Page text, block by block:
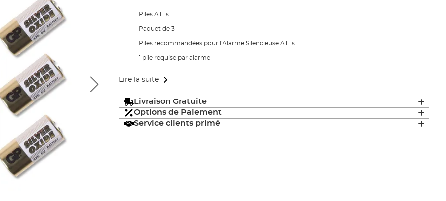
Piles ATTs
Paquet de 3
Piles recommandées pour l’Alarme Silencieuse ATTs
1 pile requise par alarme
Lire la suite
Livraison Gratuite
Options de Paiement
Service clients primé